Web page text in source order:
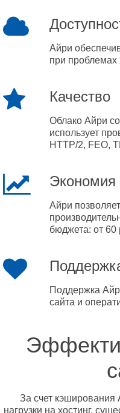
Айри
при проблемах
Качество
Облако Айри
использует
HTTP/2, FEO,
Экономия
Айри
бюджета: от 60
Поддержка
сайта и
За счет кэширования
нагрузки на хостинг,